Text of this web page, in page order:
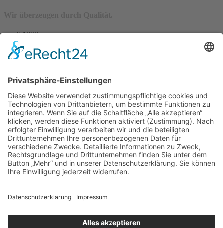
– seit 1898 –
Wir freuen uns auf Sie:
Landfleischerei & Catering Karl Herzog
Leutersdorfer Str. 6
02794 Spitzkunnersdorf
Tel.: 03586 / 38 62 96
Fax: 03586 / 78 93 32
Startseite
Onlineshop